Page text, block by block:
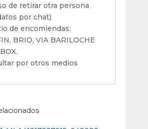
de retirar otra persona
por chat)
de encomiendas:
BRIO, VIA BARILOCHE
por otros medios